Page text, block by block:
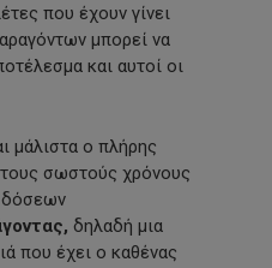
που έχουν γίνει
μπορεί να
και αυτοί οι
μάλιστα ο πλήρης
σωστούς χρόνους
δόσεων
δηλαδή μια
που έχει ο καθένας